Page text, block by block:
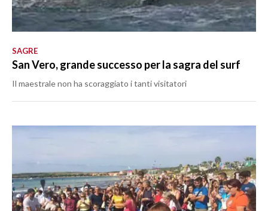
SAGRE
San Vero, grande successo per la sagra del surf
Il maestrale non ha scoraggiato i tanti visitatori